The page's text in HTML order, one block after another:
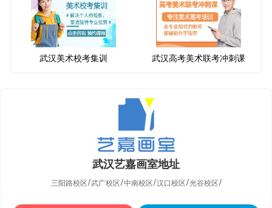
武汉美术校考集训 武汉高考美术联考冲刺课
武汉艺嘉画室地址
三阳路校区/武广校区/中南校区/汉口校区/光谷校区/